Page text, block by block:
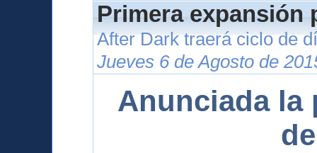
Primera expansión
After Dark traerá ciclo de
Jueves 6 de Agosto de
Anunciada la